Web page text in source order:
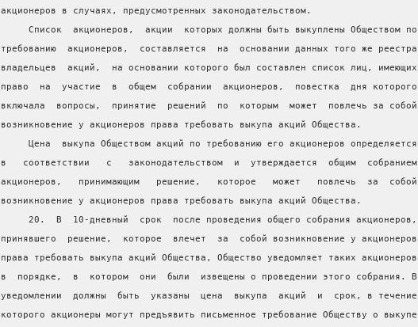
акционеров в случаях, предусмотренных законодательством.
     Список  акционеров,  акции  которых должны быть выкуплены Обществом по
требованию  акционеров,  составляется  на  основании данных того же реестра
владельцев  акций,  на основании которого был составлен список лиц, имеющих
право  на  участие  в  общем  собрании  акционеров,  повестка  дня которого
включала  вопросы,  принятие  решений  по  которым  может  повлечь за собой
возникновение у акционеров права требовать выкупа акций Общества.
     Цена  выкупа Обществом акций по требованию его акционеров определяется
в   соответствии   с   законодательством  и  утверждается  общим  собранием
акционеров,   принимающим   решение,   которое   может   повлечь  за  собой
возникновение у акционеров права требовать выкупа акций Общества.
     20.  В  10-дневный  срок  после проведения общего собрания акционеров,
принявшего  решение,  которое  влечет  за  собой возникновение у акционеров
права требовать выкупа акций Общества, Общество уведомляет таких акционеров
в  порядке,  в  котором  они  были  извещены о проведении этого собрания. В
уведомлении  должны  быть  указаны  цена  выкупа  акций  и  срок, в течение
которого акционеры могут предъявить письменное требование Обществу о выкупе